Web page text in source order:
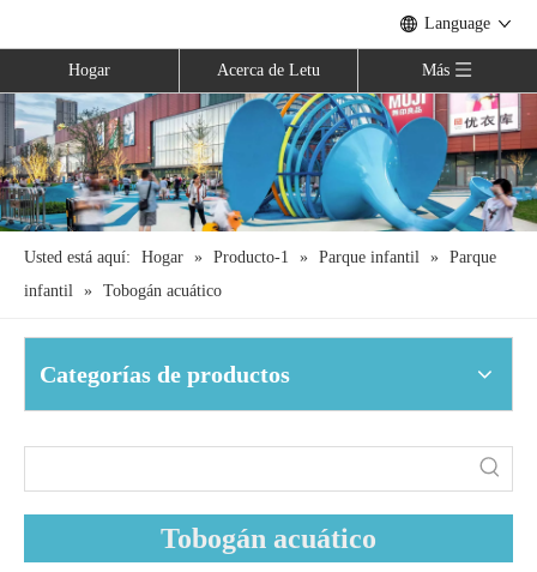
Language
Hogar Acerca de Letu Más
Usted está aquí: Hogar » Producto-1 » Parque infantil » Parque
infantil
» Tobogán acuático
Categorías de productos
Tobogán acuático